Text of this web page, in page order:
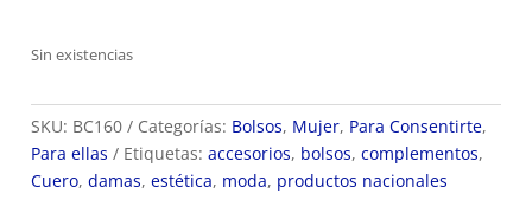
Sin existencias
SKU: BC160 Categorías: Bolsos, Mujer, Para Consentirte,
Para ellas
Etiquetas: accesorios, bolsos, complementos,
Cuero, damas, estética, moda, productos nacionales